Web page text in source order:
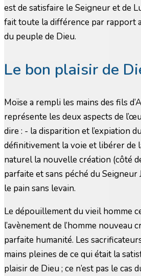
est de satisfaire le Seigneur et de
fait toute la différence par rapport
du peuple de Dieu.
Le bon plaisir de
Moïse a rempli les mains des fils
représente les deux aspects de
dire : - la disparition et l’expiation
définitivement la voie et libérer de
naturel la nouvelle création (côté
parfaite et sans péché du Seigneur
le pain sans levain.
Le dépouillement du vieil homme
l’avènement de l’homme nouveau
parfaite humanité. Les
mains pleines de ce qui était la
plaisir de Dieu ; ce n’est pas le cas